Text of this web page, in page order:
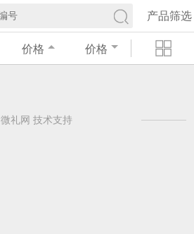
产品筛选
价格 价格
微礼网 技术支持